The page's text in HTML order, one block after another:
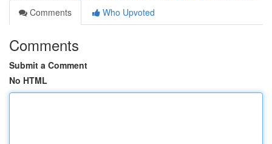
Comments
Who Upvoted
Comments
Submit a Comment
No HTML